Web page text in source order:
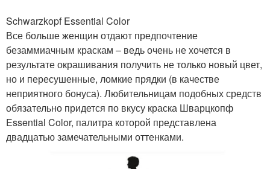
Schwarzkopf Essential Color
Все больше женщин отдают предпочтение
безаммиачным краскам – ведь очень не хочется в
результате окрашивания получить не только новый цвет,
но и пересушенные, ломкие прядки (в качестве
неприятного бонуса). Любительницам подобных средств
обязательно придется по вкусу краска Шварцкопф
Essential Color, палитра которой представлена
двадцатью замечательными оттенками.